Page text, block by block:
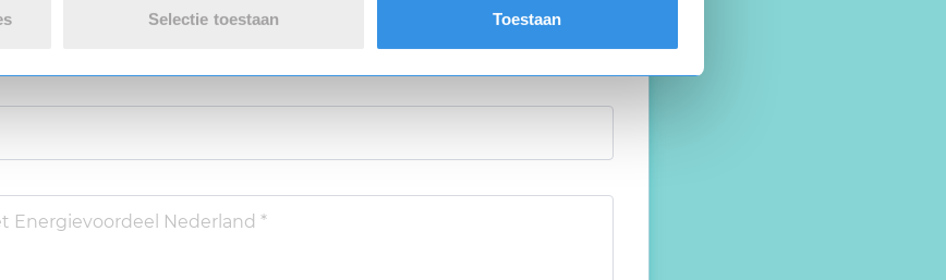
Selectie toestaan Toestaan